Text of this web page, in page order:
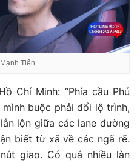
Tiến
Chí Minh: “Phía cầu Phú
buộc phải đổi lộ trình,
lộn giữa các lane đường
biết từ xã về các ngã rẽ.
giao. Có quá nhiều làn